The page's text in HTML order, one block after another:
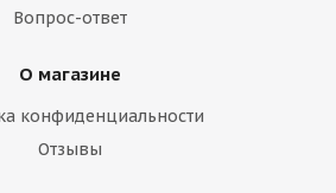
Вопрос-ответ
О магазине
конфиденциальности
Отзывы